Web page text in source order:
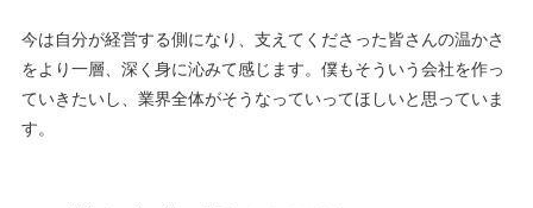
今は自分が経営する側になり、支えてくださった皆さんの温かさ
をより一層、深く身に沁みて感じます。僕もそういう会社を作っ
ていきたいし、業界全体がそうなっていってほしいと思っていま
す。